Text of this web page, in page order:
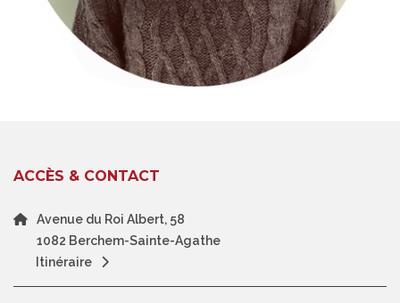
ACCÈS & CONTACT
Avenue du Roi Albert, 58
1082 Berchem-Sainte-Agathe
Itinéraire